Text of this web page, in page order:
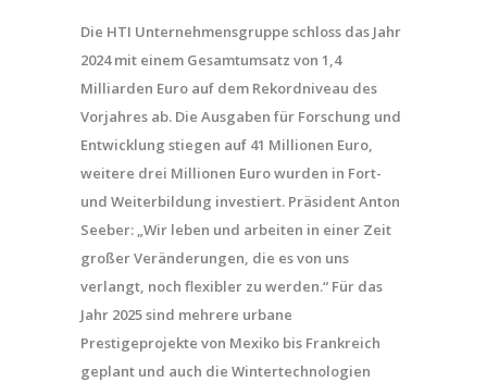
Die HTI Unternehmensgruppe schloss das Jahr
2024 mit einem Gesamtumsatz von 1,4
Milliarden Euro auf dem Rekordniveau des
Vorjahres ab. Die Ausgaben für Forschung und
Entwicklung stiegen auf 41 Millionen Euro,
weitere drei Millionen Euro wurden in Fort-
und Weiterbildung investiert. Präsident Anton
Seeber: „Wir leben und arbeiten in einer Zeit
großer Veränderungen, die es von uns
verlangt, noch flexibler zu werden.“ Für das
Jahr 2025 sind mehrere urbane
Prestigeprojekte von Mexiko bis Frankreich
geplant und auch die Wintertechnologien